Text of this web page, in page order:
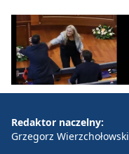
Redaktor naczelny:
Grzegorz Wierzchołowski